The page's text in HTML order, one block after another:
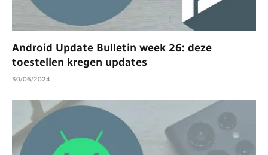
Android Update Bulletin week 26: deze
toestellen kregen updates
30/06/2024